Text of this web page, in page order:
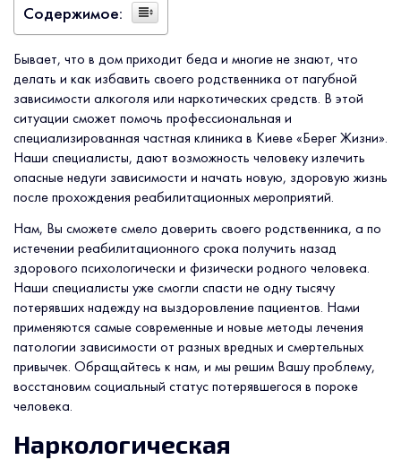
Содержимое:
Бывает, что в дом приходит беда и многие не знают, что
делать и как избавить своего родственника от пагубной
зависимости алкоголя или наркотических средств. В этой
ситуации сможет помочь профессиональная и
специализированная частная клиника в Киеве «Берег Жизни».
Наши специалисты, дают возможность человеку излечить
опасные недуги зависимости и начать новую, здоровую жизнь
после прохождения реабилитационных мероприятий.
Нам, Вы сможете смело доверить своего родственника, а по
истечении реабилитационного срока получить назад
здорового психологически и физически родного человека.
Наши специалисты уже смогли спасти не одну тысячу
потерявших надежду на выздоровление пациентов. Нами
применяются самые современные и новые методы лечения
патологии зависимости от разных вредных и смертельных
привычек. Обращайтесь к нам, и мы решим Вашу проблему,
восстановим социальный статус потерявшегося в пороке
человека.
Наркологическая